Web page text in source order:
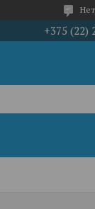
+375 (22)